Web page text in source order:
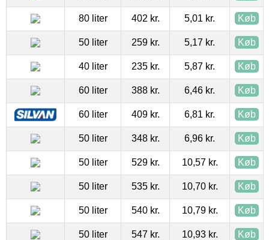
80 liter 402 kr. 5,01 kr. Køb
50 liter 259 kr. 5,17 kr. Køb
40 liter 235 kr. 5,87 kr. Køb
60 liter 388 kr. 6,46 kr. Køb
60 liter 409 kr. 6,81 kr. Køb
50 liter 348 kr. 6,96 kr. Køb
50 liter 529 kr. 10,57 kr. Køb
50 liter 535 kr. 10,70 kr. Køb
50 liter 540 kr. 10,79 kr. Køb
50 liter 547 kr. 10,93 kr. Køb